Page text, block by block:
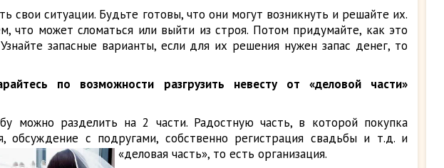
свои ситуации. Будьте готовы, что они могут возникнуть и решайте их.
что может сломаться или выйти из строя. Потом придумайте, как это
запасные варианты, если для их решения нужен запас денег, то
по возможности разгрузить невесту от «деловой части»
можно разделить на 2 части. Радостную часть, в которой покупка
обсуждение с подругами, собственно регистрация свадьбы и т.д. и
«деловая часть», то есть организация.